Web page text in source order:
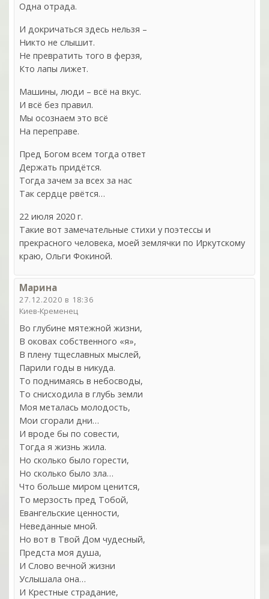
Одна отрада.
И докричаться здесь нельзя –
Никто не слышит.
Не превратить того в ферзя,
Кто лапы лижет.
Машины, люди – всё на вкус.
И всё без правил.
Мы осознаем это всё
На переправе.
Пред Богом всем тогда ответ
Держать придётся.
Тогда зачем за всех за нас
Так сердце рвётся…
22 июля 2020 г.
Такие вот замечательные стихи у поэтессы и
прекрасного человека, моей землячки по Иркутскому
краю, Ольги Фокиной.
Марина
27.12.2020 в 18:36
Киев-Кременец
Во глубине мятежной жизни,
В оковах собственного «я»,
В плену тщеславных мыслей,
Парили годы в никуда.
То поднимаясь в небосводы,
То снисходила в глубь земли
Моя металась молодость,
Мои сгорали дни…
И вроде бы по совести,
Тогда я жизнь жила.
Но сколько было горести,
Но сколько было зла…
Что больше миром ценится,
То мерзость пред Тобой,
Евангельские ценности,
Неведанные мной.
Но вот в Твой Дом чудесный,
Предста моя душа,
И Слово вечной жизни
Услышала она…
И Крестные страдание,